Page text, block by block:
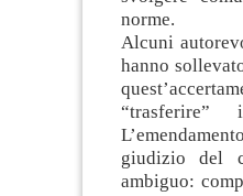
norme.
Alcuni
hanno
giudizio del
ambiguo: